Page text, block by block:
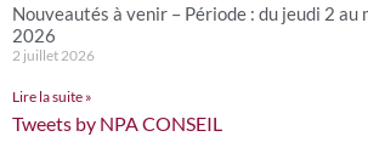
Nouveautés à venir – Période : du jeudi 2
2026
2 juillet 2026
Lire la suite »
Tweets by NPA CONSEIL